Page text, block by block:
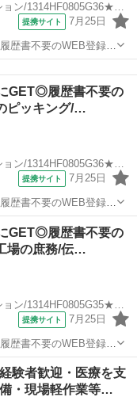
提携サイト 7月25日
歴書不要のWEB登録
周辺！20代～40代のス
GET◎履歴書不要の
ピッキング/…
提携サイト 7月25日
歴書不要のWEB登録
！山梨県北杜市周辺！
GET◎履歴書不要の
場の庶務/伝…
提携サイト 7月25日
歴書不要のWEB登録
時給1300円！韮崎周
験者歓迎・医療を支
・現場軽作業等…